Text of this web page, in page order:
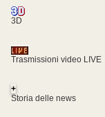
3D
Trasmissioni video LIVE
+
Storia delle news